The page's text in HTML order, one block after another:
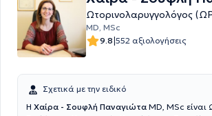
Ωτορινολαρυγγολόγος
MD, MSc
9.8|552 αξιολογήσεις
Σχετικά με την ειδικό
Η Χαίρα - Σουφλή Παναγιώτα MD, MSc